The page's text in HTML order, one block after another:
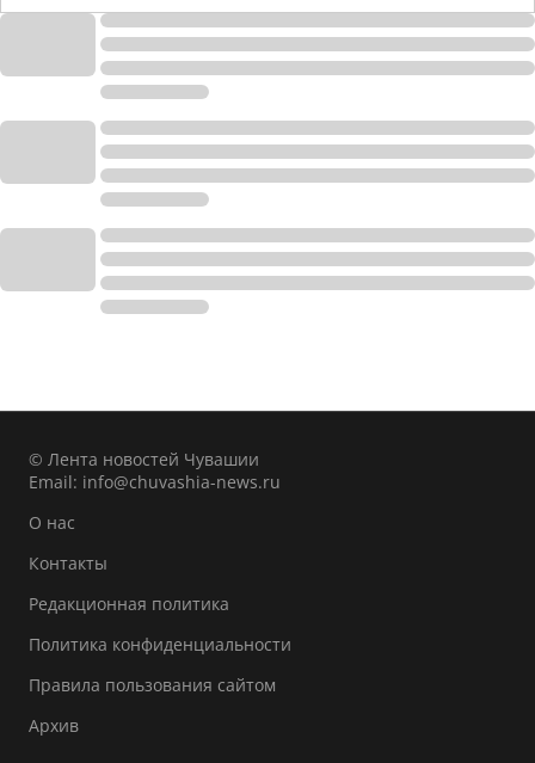
© Лента новостей Чувашии
Email: info@chuvashia-news.ru
О нас
Контакты
Редакционная политика
Политика конфиденциальности
Правила пользования сайтом
Архив